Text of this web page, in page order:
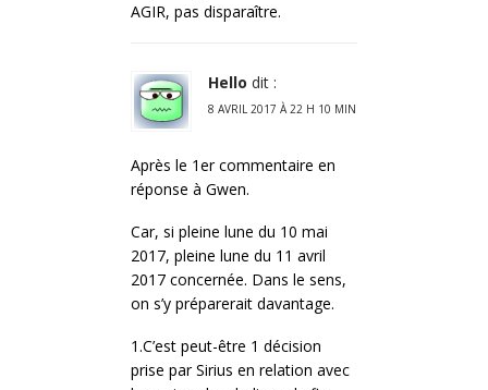
AGIR, pas disparaître.
Hello dit :
8 AVRIL 2017 À 22 H 10 MIN
Après le 1er commentaire en
réponse à Gwen.
Car, si pleine lune du 10 mai
2017, pleine lune du 11 avril
2017 concernée. Dans le sens,
on s’y préparerait davantage.
1.C’est peut-être 1 décision
prise par Sirius en relation avec